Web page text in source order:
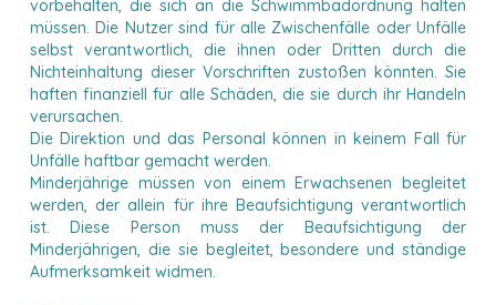
vorbehalten, die sich an die Schwimmbadordnung halten
müssen. Die Nutzer sind für alle Zwischenfälle oder Unfälle
selbst verantwortlich, die ihnen oder Dritten durch die
Nichteinhaltung dieser Vorschriften zustoßen könnten. Sie
haften finanziell für alle Schäden, die sie durch ihr Handeln
verursachen.
Die Direktion und das Personal können in keinem Fall für
Unfälle haftbar gemacht werden.
Minderjährige müssen von einem Erwachsenen begleitet
werden, der allein für ihre Beaufsichtigung verantwortlich
ist. Diese Person muss der Beaufsichtigung der
Minderjährigen, die sie begleitet, besondere und ständige
Aufmerksamkeit widmen.